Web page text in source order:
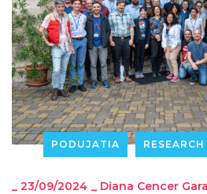
PODUJATIA RESEARCH
_ 23/09/2024 _ Diana Cencer